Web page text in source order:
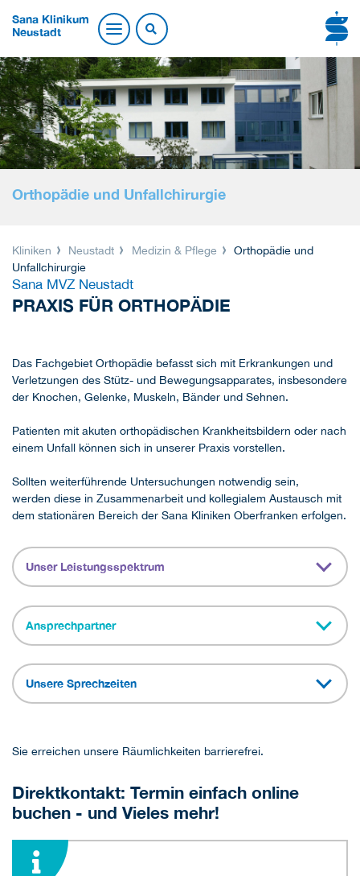
Sana Klinikum
Neustadt
Orthopädie und Unfallchirurgie
Kliniken Neustadt Medizin & Pflege
Orthopädie und
Unfallchirurgie
Sana MVZ Neustadt
PRAXIS FÜR ORTHOPÄDIE
Das Fachgebiet Orthopädie befasst sich mit Erkrankungen und
Verletzungen des Stütz- und Bewegungsapparates, insbesondere
der Knochen, Gelenke, Muskeln, Bänder und Sehnen.
Patienten mit akuten orthopädischen Krankheitsbildern oder nach
einem Unfall können sich in unserer Praxis vorstellen.
Sollten weiterführende Untersuchungen notwendig sein,
werden diese in Zusammenarbeit und kollegialem Austausch mit
dem stationären Bereich der Sana Kliniken Oberfranken erfolgen.
Unser Leistungsspektrum
Ansprechpartner
Unsere Sprechzeiten
Sie erreichen unsere Räumlichkeiten barrierefrei.
Direktkontakt: Termin einfach online
buchen - und Vieles mehr!